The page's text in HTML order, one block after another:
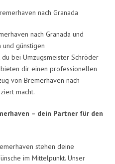
nach Granada
nach Granada und
und günstigen
bei Umzugsmeister Schröder
dir einen professionellen
von Bremerhaven nach
macht.
– dein Partner für den
stehen deine
im Mittelpunkt. Unser